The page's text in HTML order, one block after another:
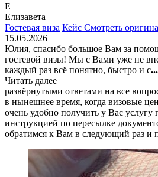
Е
Елизавета
Гостевая виза Кейс Смотреть
15.05.2026
Юлия, спасибо большое Вам за
гостевой визы! Мы с Вами уже не
каждый раз всё понятно, быстро и с...
Читать далее
развёрнутыми ответами на все
в нынешнее время, когда визовые
очень удобно получить у Вас
инструкцией по пересылке
обратимся к Вам в следующий раз и